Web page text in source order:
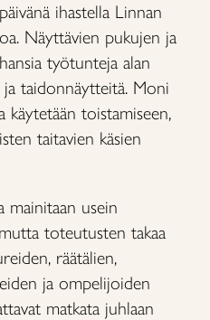
ihastella Linnan
Näyttävien pukujen ja
työtunteja alan
ja taidonnäytteitä. Moni
käytetään toistamiseen,
taitavien käsien
mainitaan usein
toteutusten takaa
räätälien,
ja ompelijoiden
matkata juhlaan